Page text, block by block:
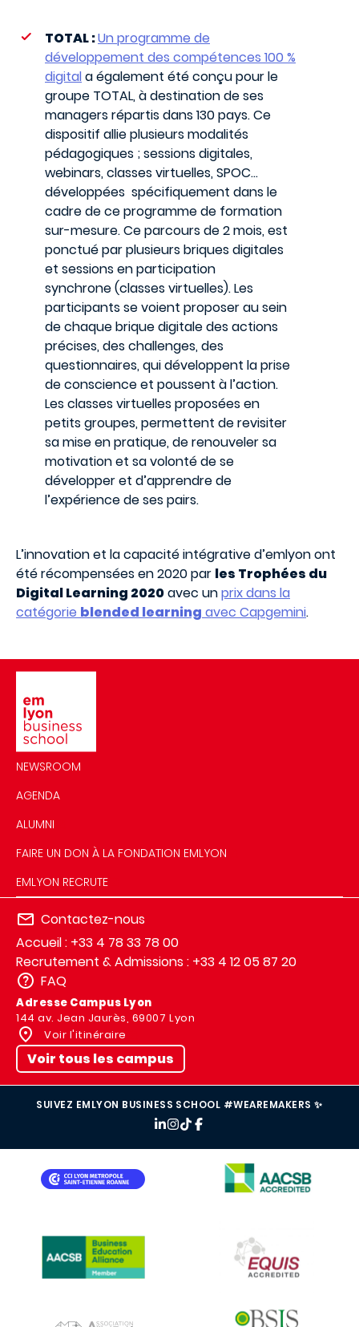
TOTAL :Un programme de
développement des compétences 100 %
digitala également été conçu pour le
groupe TOTAL, à destination de ses
managers répartis dans 130 pays. Ce
dispositif allie plusieurs modalités
pédagogiques ; sessions digitales,
webinars, classes virtuelles, SPOC…
développées spécifiquement dans le
cadre de ce programme de formation
sur-mesure. Ce parcours de 2 mois, est
ponctué par plusieurs briques digitales
et sessions en participation
synchrone (classes virtuelles). Les
participants se voient proposer au sein
de chaque brique digitale des actions
précises, des challenges, des
questionnaires, qui développent la prise
de conscience et poussent à l’action.
Les classes virtuelles proposées en
petits groupes, permettent de revisiter
sa mise en pratique, de renouveler sa
motivation et sa volonté de se
développer et d’apprendre de
l’expérience de ses pairs.
L’innovation et la capacité intégrative d’emlyon ont
été récompensées en 2020 par les Trophées du
Digital Learning 2020avec unprix dans la
catégorie blended learning avec Capgemini.
NEWSROOM
AGENDA
ALUMNI
FAIRE UN DON À LA FONDATION EMLYON
EMLYON RECRUTE
Contactez-nous
Accueil : +33 4 78 33 78 00
Recrutement & Admissions : +33 4 12 05 87 20
FAQ
Adresse Campus Lyon
144 av. Jean Jaurès, 69007 Lyon
Voir l'itinéraire
Voir tous les campus
SUIVEZ EMLYON BUSINESS SCHOOL #WEAREMAKERS ✨
IMAGE
IMAGE